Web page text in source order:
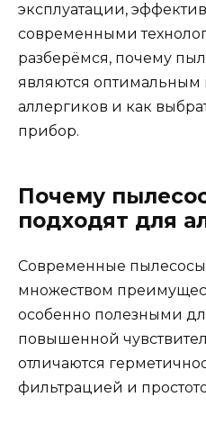
эксплуатации,
современными
разберёмся, почему
являются оптимальным
аллергиков и как
прибор.
Почему
подходят для
Современные
множеством
особенно полезными
повышенной
отличаются
фильтрацией и